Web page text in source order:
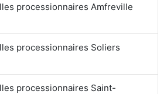
processionnaires Amfreville
processionnaires Soliers
processionnaires Saint-